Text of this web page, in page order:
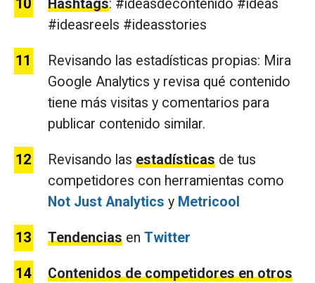
Hashtags: #ideasdecontenido #ideas
#ideasreels #ideasstories
Revisando las estadísticas propias: Mira
Google Analytics y revisa qué contenido
tiene más visitas y comentarios para
publicar contenido similar.
Revisando las estadísticas de tus
competidores con herramientas como
Not Just Analytics y Metricool
Tendencias en Twitter
Contenidos de competidores en otros